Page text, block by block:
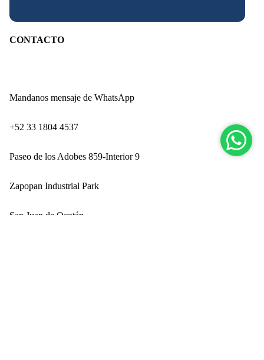
CONTACTO
Mandanos mensaje de WhatsApp
‪+52 33 1804 4537‬
Paseo de los Adobes 859-Interior 9
Zapopan Industrial Park
San Juan de Ocotán